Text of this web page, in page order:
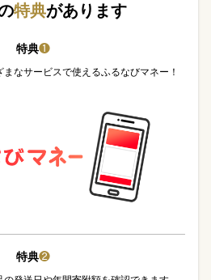
特典があります
特典❶
なサービスで使えるふるなびマネー！
特典❷